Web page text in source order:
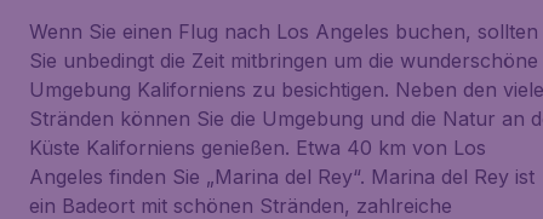
Wenn Sie einen Flug nach Los Angeles buchen, sollten
Sie unbedingt die Zeit mitbringen um die wunderschöne
Umgebung Kaliforniens zu besichtigen. Neben den
Stränden können Sie die Umgebung und die Natur an
Küste Kaliforniens genießen. Etwa 40 km von Los
Angeles finden Sie „Marina del Rey“. Marina del Rey ist
ein Badeort mit schönen Stränden, zahlreiche